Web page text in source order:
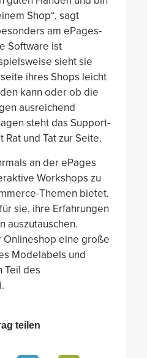
Shop“, sagt
am ePages-
Software ist
sieht sie
ihres Shops leicht
kann oder ob die
ausreichend
steht das Support-
Rat und Tat zur Seite.
an der ePages
Workshops zu
Themen bietet.
sie, ihre Erfahrungen
auszutauschen.
eine große
Modelabels und
Teil des
teilen